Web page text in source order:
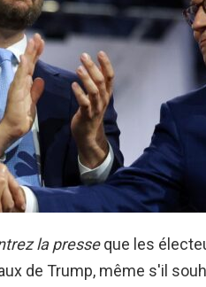
la presseque les
de Trump, même s'il